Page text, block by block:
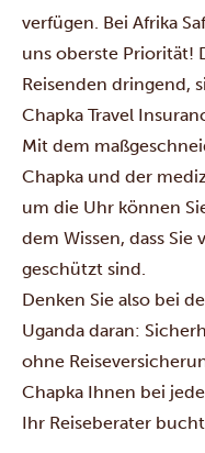
verfügen. Bei Afrika
uns oberste Priorität!
Reisenden dringend,
Chapka Travel
Mit dem
Chapka und der
um die Uhr können
dem Wissen, dass
geschützt sind.
Denken Sie also bei
Uganda daran:
ohne
Chapka Ihnen bei
Ihr Reiseberater